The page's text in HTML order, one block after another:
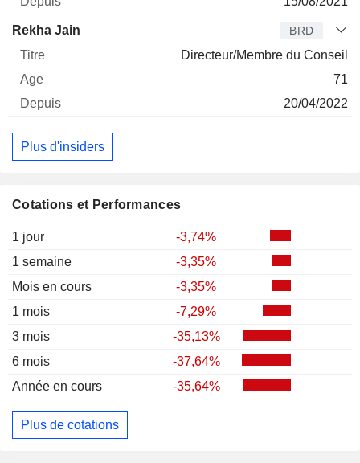
Cotations et Performances
1 jour
-3,74%
1 semaine
-3,35%
Mois en cours
-3,35%
1 mois
-7,29%
3 mois
-35,13%
6 mois
-37,64%
Année en cours
-35,64%
Plus de cotations
Rekha Jain BRD
Directeur/Membre du Conseil
71
20/04/2022
Plus d'insiders